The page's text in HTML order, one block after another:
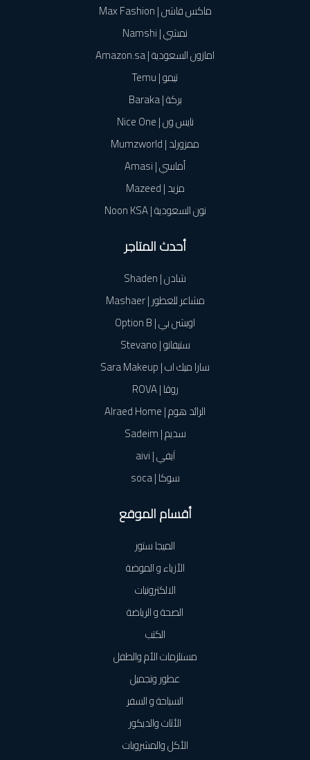
ماكس فاشن | Max Fashion
نمشي | Namshi
امازون السعودية | Amazon.sa
تيمو | Temu
بركة | Baraka
نايس ون | Nice One
ممزورلد | Mumzworld
أماسي | Amasi
مزيد | Mazeed
نون السعودية | Noon KSA
أحدث المتاجر
شادن | Shaden
مشاعر للعطور | Mashaer
اوبشن بي | Option B
ستيفانو | Stevano
سارا ميك اب | Sara Makeup
روڤا | ROVA
الرائد هوم | Alraed Home
سديم | Sadeim
آيفي | aivi
سوكا | soca
أقسام الموقع
الميجا ستور
الأزياء و الموضة
الالكترونيات
الصحة و الرياضة
الكتب
مستلزمات الأم والطفل
عطور وتجميل
السياحة و السفر
الأثاث والديكور
الأكل والمشروبات